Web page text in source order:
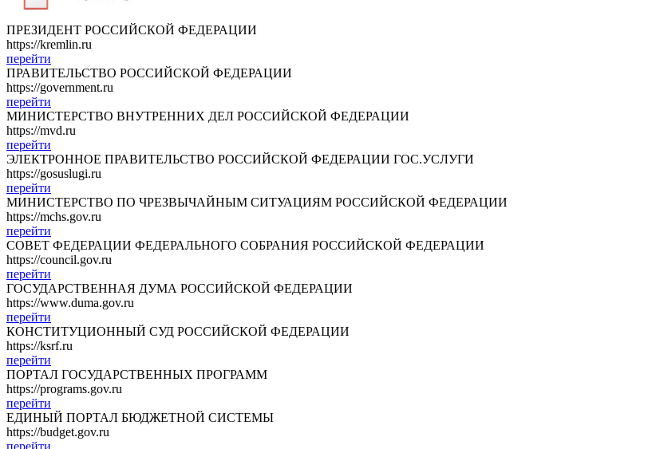
ПРЕЗИДЕНТ РОССИЙСКОЙ ФЕДЕРАЦИИ
https://kremlin.ru
перейти
ПРАВИТЕЛЬСТВО РОССИЙСКОЙ ФЕДЕРАЦИИ
https://government.ru
перейти
МИНИСТЕРСТВО ВНУТРЕННИХ ДЕЛ РОССИЙСКОЙ ФЕДЕРАЦИИ
https://mvd.ru
перейти
ЭЛЕКТРОННОЕ ПРАВИТЕЛЬСТВО РОССИЙСКОЙ ФЕДЕРАЦИИ ГОС.УСЛУГИ
https://gosuslugi.ru
перейти
МИНИСТЕРСТВО ПО ЧРЕЗВЫЧАЙНЫМ СИТУАЦИЯМ РОССИЙСКОЙ ФЕДЕРАЦИИ
https://mchs.gov.ru
перейти
СОВЕТ ФЕДЕРАЦИИ ФЕДЕРАЛЬНОГО СОБРАНИЯ РОССИЙСКОЙ ФЕДЕРАЦИИ
https://council.gov.ru
перейти
ГОСУДАРСТВЕННАЯ ДУМА РОССИЙСКОЙ ФЕДЕРАЦИИ
https://www.duma.gov.ru
перейти
КОНСТИТУЦИОННЫЙ СУД РОССИЙСКОЙ ФЕДЕРАЦИИ
https://ksrf.ru
перейти
ПОРТАЛ ГОСУДАРСТВЕННЫХ ПРОГРАММ
https://programs.gov.ru
перейти
ЕДИНЫЙ ПОРТАЛ БЮДЖЕТНОЙ СИСТЕМЫ
https://budget.gov.ru